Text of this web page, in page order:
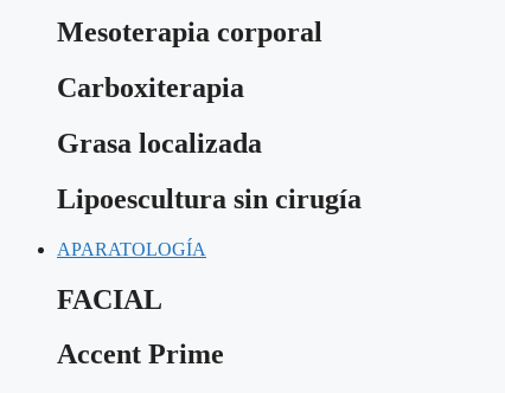
Mesoterapia corporal
Carboxiterapia
Grasa localizada
Lipoescultura sin cirugía
APARATOLOGÍA
FACIAL
Accent Prime